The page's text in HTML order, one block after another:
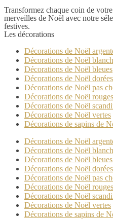
Transformez chaque coin de
merveilles de Noël avec notre
festives.
Les décorations
Décorations de Noël
Décorations de Noël
Décorations de Noël bleues
Décorations de Noël dorées
Décorations de Noël pas
Décorations de Noël rouges
Décorations de Noël
Décorations de Noël vertes
Décorations de sapins de
Décorations de Noël
Décorations de Noël
Décorations de Noël bleues
Décorations de Noël dorées
Décorations de Noël pas
Décorations de Noël rouges
Décorations de Noël
Décorations de Noël vertes
Décorations de sapins de